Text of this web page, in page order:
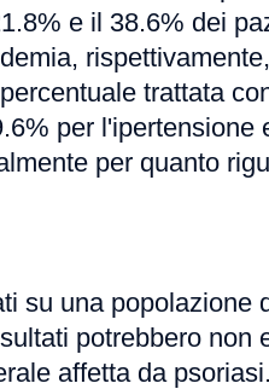
e il 38.6% dei
trattata
per l'ipertensione
per quanto
su una popolazione
potrebbero non
affetta da